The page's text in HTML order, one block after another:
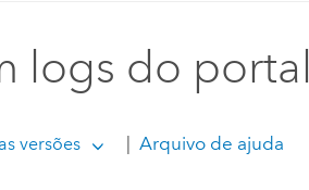
logs do portal
versões | Arquivo de ajuda